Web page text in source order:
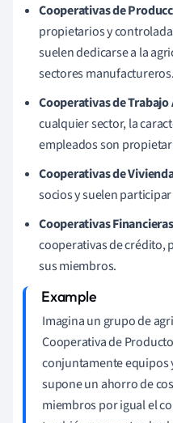
Cooperativas de
propietarios y
suelen dedicarse a la
sectores manufactureros.
Cooperativas de Trabajo
cualquier sector, la
empleados son
Cooperativas de
socios y suelen
Cooperativas
cooperativas de crédito,
sus miembros.
Imagina un grupo de
Cooperativa de
conjuntamente equipos
supone un ahorro de
miembros por igual el